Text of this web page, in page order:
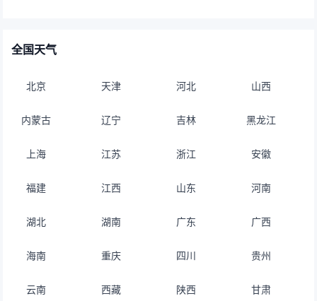
全国天气
北京 天津 河北 山西
内蒙古 辽宁 吉林 黑龙江
上海 江苏 浙江 安徽
福建 江西 山东 河南
湖北 湖南 广东 广西
海南 重庆 四川 贵州
云南 西藏 陕西 甘肃